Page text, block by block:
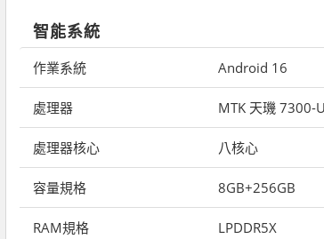
智能系統
作業系統 Android 16
處理器 MTK 天璣 7300-
處理器核心 八核心
容量規格 8GB+256GB
RAM規格 LPDDR5X